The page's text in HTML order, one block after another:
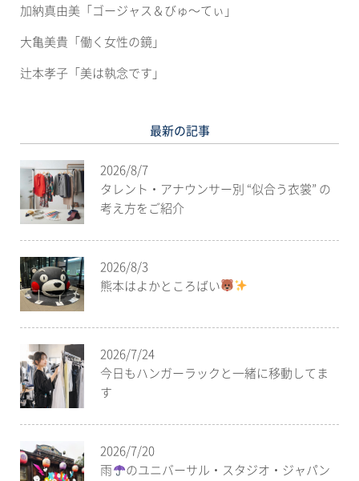
加納真由美「ゴージャス＆びゅ〜てぃ」
大亀美貴「働く女性の鏡」
辻本孝子「美は執念です」
最新の記事
2026/8/7
タレント・アナウンサー別 “似合う衣裳” の
考え方をご紹介
2026/8/3
熊本はよかところばい
2026/7/24
今日もハンガーラックと一緒に移動してま
す
2026/7/20
雨
のユニバーサル・スタジオ・ジャパン